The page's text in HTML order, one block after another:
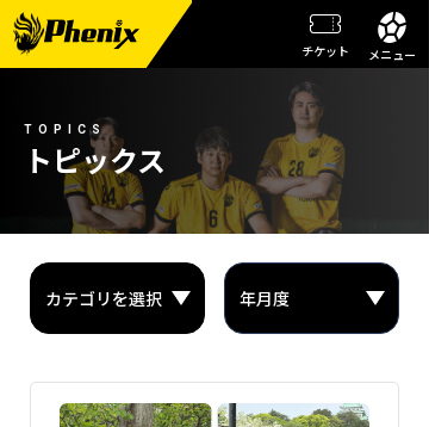
チケット メニュー
メンバー紹介
試合日程・結果
週刊フェニックス
観戦ガイド
TOPICS
トピックス